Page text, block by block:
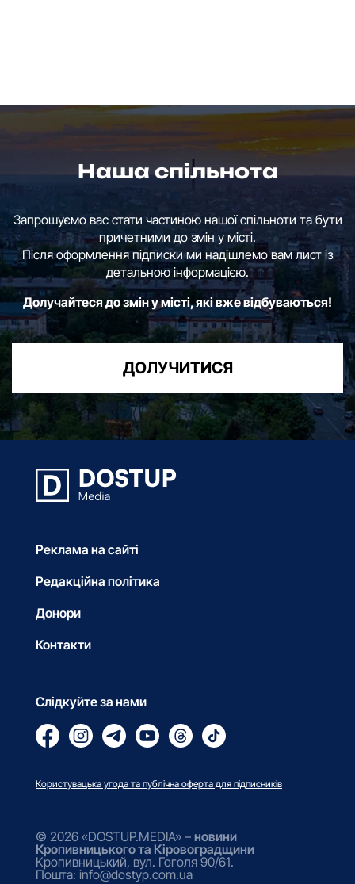
Наша спільнота
Запрошуємо вас стати частиною нашої спільноти та бути
причетними до змін у місті.
Після оформлення підписки ми надішлемо вам лист із
детальною інформацією.
Долучайтеся до змін у місті, які вже відбуваються!
ДОЛУЧИТИСЯ
Реклама на сайті
Редакційна політика
Донори
Контакти
Слідкуйте за нами
Користувацька угода та публічна оферта для підписників
© 2026 «DOSTUP.MEDIA» – новини
Кропивницького та Кіровоградщини
Кропивницький, вул. Гоголя 90/61.
Пошта: info@dostyp.com.ua